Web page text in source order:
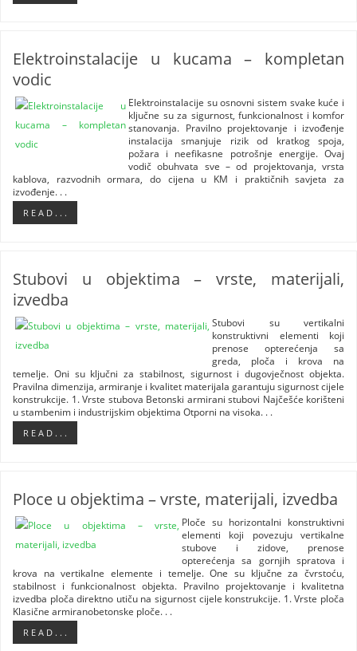
Elektroinstalacije u kucama – kompletan
vodic
Elektroinstalacije su osnovni sistem svake kuće i
ključne su za sigurnost, funkcionalnost i komfor
stanovanja. Pravilno projektovanje i izvođenje
instalacija smanjuje rizik od kratkog spoja,
požara i neefikasne potrošnje energije. Ovaj
vodič obuhvata sve – od projektovanja, vrsta
kablova, razvodnih ormara, do cijena u KM i praktičnih savjeta za
izvođenje. . .
R E A D . . .
Stubovi u objektima – vrste, materijali,
izvedba
Stubovi su vertikalni
konstruktivni elementi koji
prenose opterećenja sa
greda, ploča i krova na
temelje. Oni su ključni za stabilnost, sigurnost i dugovječnost objekta.
Pravilna dimenzija, armiranje i kvalitet materijala garantuju sigurnost cijele
konstrukcije. 1. Vrste stubova Betonski armirani stubovi Najčešće korišteni
u stambenim i industrijskim objektima Otporni na visoka. . .
R E A D . . .
Ploce u objektima – vrste, materijali, izvedba
Ploče su horizontalni konstruktivni
elementi koji povezuju vertikalne
stubove i zidove, prenose
opterećenja sa gornjih spratova i
krova na vertikalne elemente i temelje. One su ključne za čvrstoću,
stabilnost i funkcionalnost objekta. Pravilno projektovanje i kvalitetna
izvedba ploča direktno utiču na sigurnost cijele konstrukcije. 1. Vrste ploča
Klasične armiranobetonske ploče. . .
R E A D . . .